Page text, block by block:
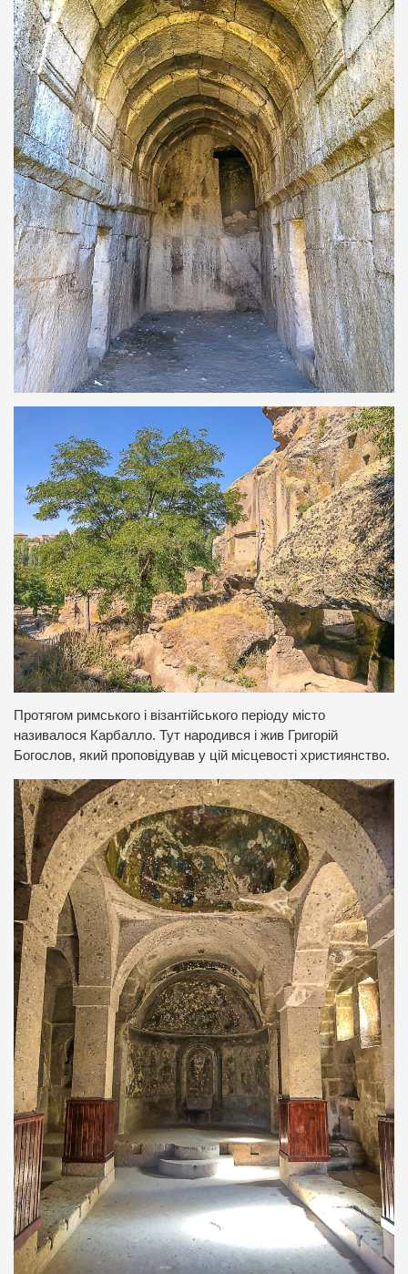
Протягом римського і візантійського періоду місто
називалося Карбалло. Тут народився і жив Григорій
Богослов, який проповідував у цій місцевості християнство.